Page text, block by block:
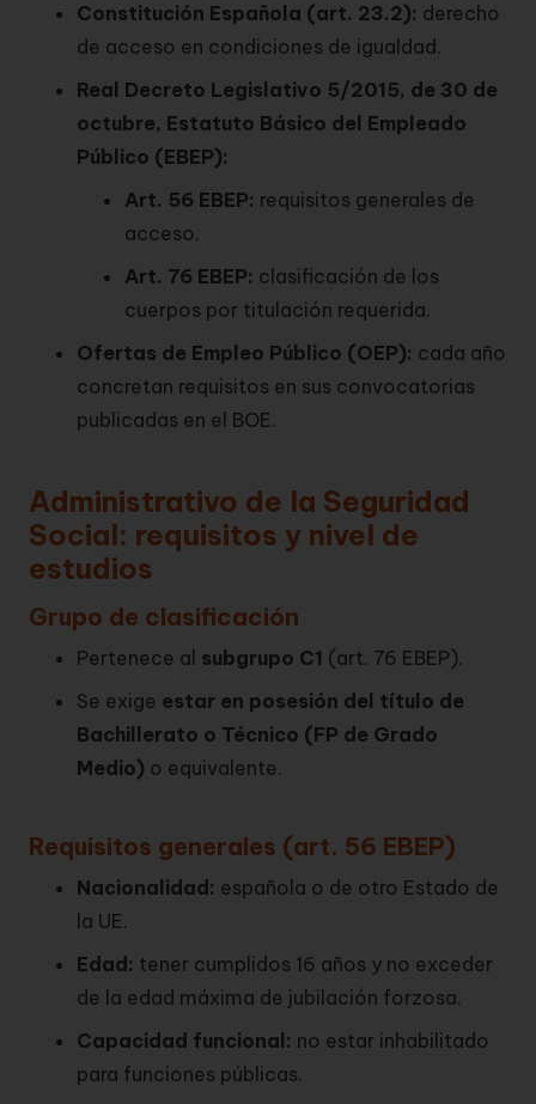
Constitución Española (art. 23.2): derecho
de acceso en condiciones de igualdad.
Real Decreto Legislativo 5/2015, de 30 de
octubre, Estatuto Básico del Empleado
Público (EBEP):
Art. 56 EBEP: requisitos generales de
acceso.
Art. 76 EBEP: clasificación de los
cuerpos por titulación requerida.
Ofertas de Empleo Público (OEP): cada año
concretan requisitos en sus convocatorias
publicadas en el BOE.
Administrativo de la Seguridad
Social: requisitos y nivel de
estudios
Grupo de clasificación
Pertenece al subgrupo C1 (art. 76 EBEP).
Se exige estar en posesión del título de
Bachillerato o Técnico (FP de Grado
Medio) o equivalente.
Requisitos generales (art. 56 EBEP)
Nacionalidad: española o de otro Estado de
la UE.
Edad: tener cumplidos 16 años y no exceder
de la edad máxima de jubilación forzosa.
Capacidad funcional: no estar inhabilitado
para funciones públicas.